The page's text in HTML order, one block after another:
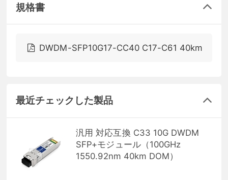
規格書
DWDM-SFP10G17-CC40 C17-C61 40km
最近チェックした製品
汎用 対応互換 C33 10G DWDM
SFP+モジュール（100GHz
1550.92nm 40km DOM）